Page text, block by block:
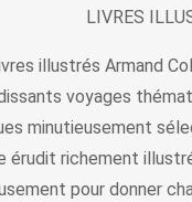
LIVRES
illustrés Armand
voyages
minutieusement
érudit richement
pour donner